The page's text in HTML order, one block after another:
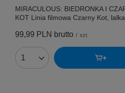
MIRACULOUS: BIEDRONKA I
KOT Linia filmowa Czarny Kot, lalka
99,99 PLN brutto / szt.
Ilość produktów